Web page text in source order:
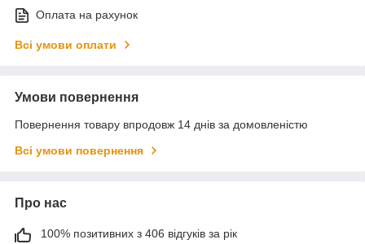
Оплата на рахунок
Всі умови оплати
Умови повернення
Повернення товару впродовж 14 днів за домовленістю
Всі умови повернення
Про нас
100% позитивних з 406 відгуків за рік